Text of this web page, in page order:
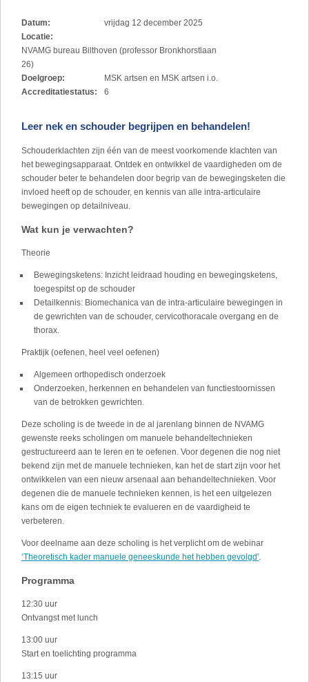
Datum:
vrijdag 12 december 2025
Locatie:
NVAMG bureau Bilthoven (professor Bronkhorstlaan
26)
Doelgroep:
MSK artsen en MSK artsen i.o.
Accreditatiestatus:
6
Leer nek en schouder begrijpen en behandelen!
Schouderklachten zijn één van de meest voorkomende klachten van
het bewegingsapparaat. Ontdek en ontwikkel de vaardigheden om de
schouder beter te behandelen door begrip van de bewegingsketen die
invloed heeft op de schouder, en kennis van alle intra-articulaire
bewegingen op detailniveau.
Wat kun je verwachten?
Theorie
Bewegingsketens: Inzicht leidraad houding en bewegingsketens,
toegespitst op de schouder
Detailkennis: Biomechanica van de intra-articulaire bewegingen in
de gewrichten van de schouder, cervicothoracale overgang en de
thorax.
Praktijk (oefenen, heel veel oefenen)
Algemeen orthopedisch onderzoek
Onderzoeken, herkennen en behandelen van functiestoornissen
van de betrokken gewrichten.
Deze scholing is de tweede in de al jarenlang binnen de NVAMG
gewenste reeks scholingen om manuele behandeltechnieken
gestructureerd aan te leren en te oefenen. Voor degenen die nog niet
bekend zijn met de manuele technieken, kan het de start zijn voor het
ontwikkelen van een nieuw arsenaal aan behandeltechnieken. Voor
degenen die de manuele technieken kennen, is het een uitgelezen
kans om de eigen techniek te evalueren en de vaardigheid te
verbeteren.
Voor deelname aan deze scholing is het verplicht om de webinar
‘Theoretisch kader manuele geneeskunde het hebben gevolgd'.
Programma
12:30 uur
Ontvangst met lunch
13:00 uur
Start en toelichting programma
13:15 uur